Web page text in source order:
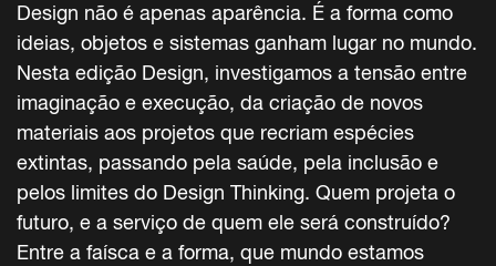
Design não é apenas aparência. É a forma como
ideias, objetos e sistemas ganham lugar no mundo.
Nesta edição Design, investigamos a tensão entre
imaginação e execução, da criação de novos
materiais aos projetos que recriam espécies
extintas, passando pela saúde, pela inclusão e
pelos limites do Design Thinking. Quem projeta o
futuro, e a serviço de quem ele será construído?
Entre a faísca e a forma, que mundo estamos